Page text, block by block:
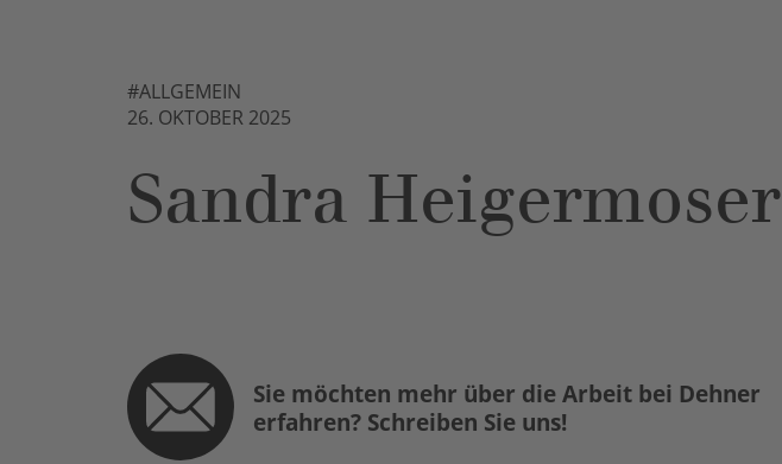
#ALLGEMEIN
26. OKTOBER 2025
Sandra Heigermoser
Sie möchten mehr über die Arbeit bei Dehner
erfahren? Schreiben Sie uns!